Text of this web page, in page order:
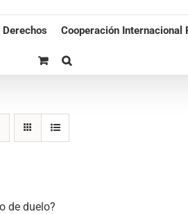
Cooperación Internacional
de duelo?